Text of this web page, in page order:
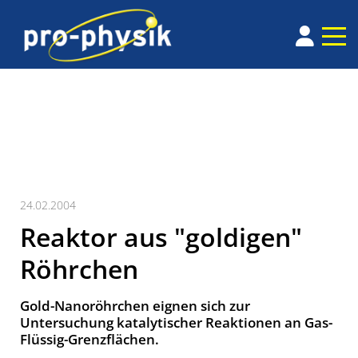
24.02.2004
Reaktor aus "goldigen"
Röhrchen
Gold-Nanoröhrchen eignen sich zur
Untersuchung katalytischer Reaktionen an Gas-
Flüssig-Grenzflächen.